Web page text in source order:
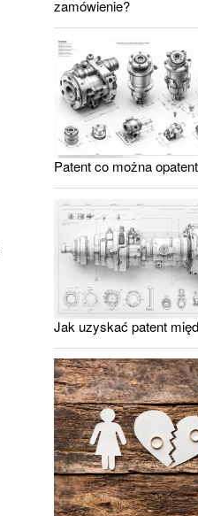
zamówienie?
Patent co można
Jak uzyskać patent